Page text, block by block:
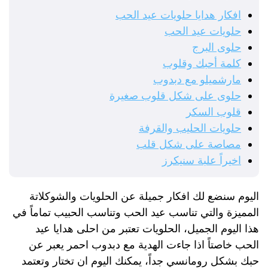
افكار هدايا حلويات عيد الحب
حلويات عيد الحب
حلوى البرج
كلمة أحبك وقلوب
مارشميلو مع دبدوب
حلوى على شكل قلوب صغيرة
قلوب السكر
حلويات الحليب والقرفة
مصاصة على شكل قلب
اخيراً علبة سنيكرز
اليوم سنضع لك افكار جميلة عن الحلويات والشوكلاتة
المميزة والتي تناسب عيد الحب وتناسب الحبيب تماماً في
هذا اليوم الجميل، الحلويات تعتبر من احلى هدايا عيد
الحب خاصتاً اذا جاءت الهدية مع دبدوب احمر يعبر عن
حبك بشكل رومانسي جداً، يمكنك اليوم ان تختار وتعتمد